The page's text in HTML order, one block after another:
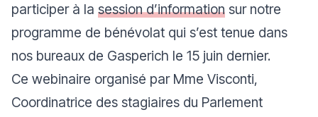
participer à la session d’information sur notre
programme de bénévolat qui s’est tenue dans
nos bureaux de Gasperich le 15 juin dernier.
Ce webinaire organisé par Mme Visconti,
Coordinatrice des stagiaires du Parlement